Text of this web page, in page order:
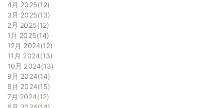
4月 2025 12
3月 2025 13
2月 2025 12
1月 2025 14
12月 2024 12
11月 2024 13
10月 2024 13
9月 2024 14
8月 2024 15
7月 2024 12